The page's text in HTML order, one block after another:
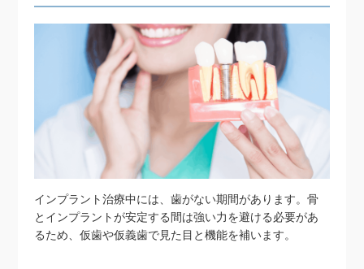
インプラント治療中には、歯がない期間があります。骨
とインプラントが安定する間は強い力を避ける必要があ
るため、仮歯や仮義歯で見た目と機能を補います。